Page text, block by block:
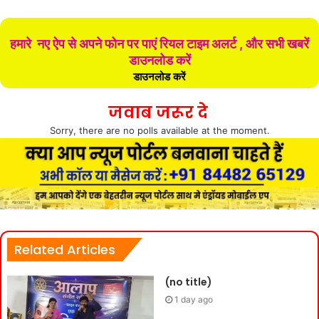
हमारे नए ऐप से अपने फोन पर पाएं रियल टाइम अलर्ट , और सभी खबरें
डाउनलोड करें
डाउनलोड करें
जवाब जरूर दे
Sorry, there are no polls available at the moment.
Related Articles
(no title)
1 day ago